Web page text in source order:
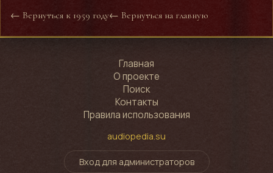
← Вернуться к 1959 году← Вернуться на главную
Главная
О проекте
Поиск
Контакты
Правила использования
audiopedia.su
Вход для администраторов